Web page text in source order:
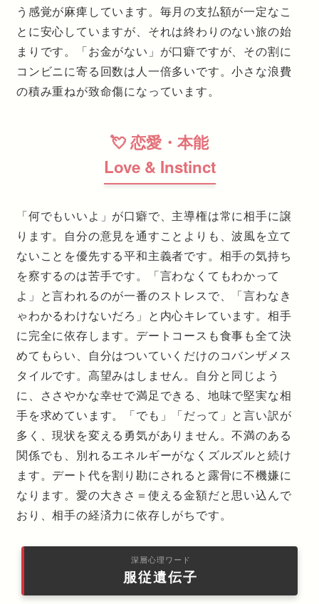
う感覚が麻痺しています。毎月の支払額が一定なこ
とに安心していますが、それは終わりのない旅の始
まりです。「お金がない」が口癖ですが、その割に
コンビニに寄る回数は人一倍多いです。小さな浪費
の積み重ねが致命傷になっています。
💘 恋愛・本能
Love & Instinct
「何でもいいよ」が口癖で、主導権は常に相手に譲
ります。自分の意見を通すことよりも、波風を立て
ないことを優先する平和主義者です。相手の気持ち
を察するのは苦手です。「言わなくてもわかって
よ」と言われるのが一番のストレスで、「言わなき
ゃわかるわけないだろ」と内心キレています。相手
に完全に依存します。デートコースも食事も全て決
めてもらい、自分はついていくだけのコバンザメス
タイルです。高望みはしません。自分と同じよう
に、ささやかな幸せで満足できる、地味で堅実な相
手を求めています。「でも」「だって」と言い訳が
多く、現状を変える勇気がありません。不満のある
関係でも、別れるエネルギーがなくズルズルと続け
ます。デート代を割り勘にされると露骨に不機嫌に
なります。愛の大きさ＝使える金額だと思い込んで
おり、相手の経済力に依存しがちです。
深層心理ワード
服従遺伝子